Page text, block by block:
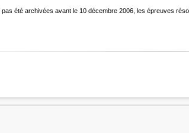
été archivées avant le 10 décembre 2006, les épreuves